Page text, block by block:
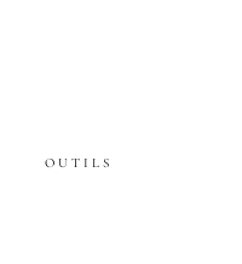
OUTILS